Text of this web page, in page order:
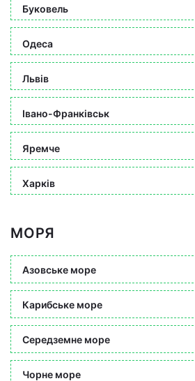
Буковель
Одеса
Львів
Івано-Франківськ
Яремче
Харків
МОРЯ
Азовське море
Карибське море
Середземне море
Чорне море